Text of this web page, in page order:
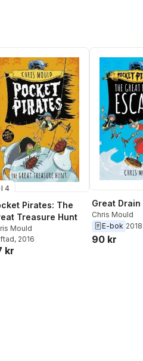
4
Pirates: The
Treasure Hunt
Mould
, 2016
kr
Great Drain
Chris Mould
E-bok 2018
90 kr